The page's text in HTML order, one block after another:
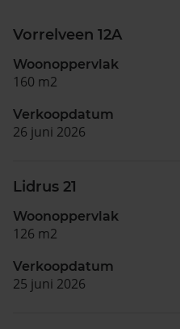
Vorrelveen 12A
Woonoppervlak
160 m2
Verkoopdatum
26 juni 2026
Lidrus 21
Woonoppervlak
126 m2
Verkoopdatum
25 juni 2026